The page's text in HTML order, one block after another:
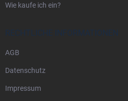
Wie kaufe ich ein?
RECHTLICHE INFORMATIONEN
AGB
Datenschutz
Impressum